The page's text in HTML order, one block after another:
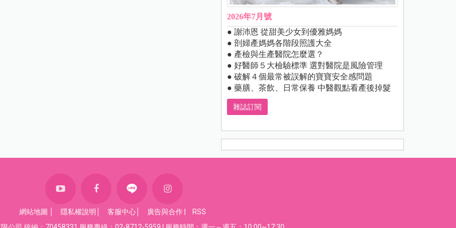
2026年7月號
● 謝沛恩 從甜美少女到優雅媽媽
● 剖婦產媽媽各階段照護大全
● 產檢與生產醫院怎麼選？
● 好醫師５大檢驗標準 選對醫院是風險管理
● 破解４個最常被誤解的寶寶安全感問題
● 藥膳、茶飲、日常保養 中醫觀點看產後掉髮
雜誌訂閱
網站地圖 隱私權說明 客服中心 廣告與合作
RSS